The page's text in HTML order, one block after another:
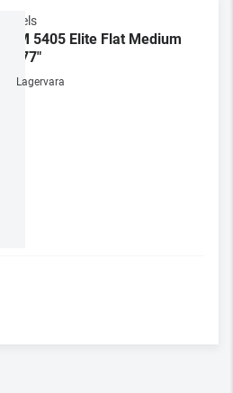
Vogels
TVM 5405 Elite Flat Medium
32-77"
Lagervara